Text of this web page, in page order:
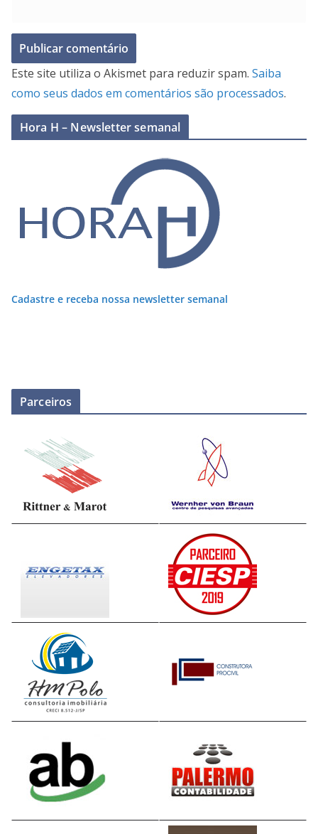
Este site utiliza o Akismet para reduzir spam. Saiba
como seus dados em comentários são processados.
Hora H – Newsletter semanal
Cadastre e receba nossa newsletter semanal
Parceiros